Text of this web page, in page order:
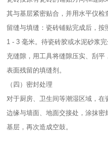
其与基层紧密贴合，并用水平仪检
留缝与填缝：瓷砖铺贴完成后，
1 - 3 毫米。待瓷砖胶或水泥砂浆
充缝隙，用工具将缝隙压实、刮
表面残留的填缝剂。​
（四）密封处理​
对于厨房、卫生间等潮湿区域，
边缘与墙面、地面交接处，涂抹密
基层，再次造成空鼓。​